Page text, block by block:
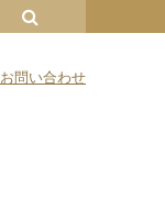
お問い合わせ